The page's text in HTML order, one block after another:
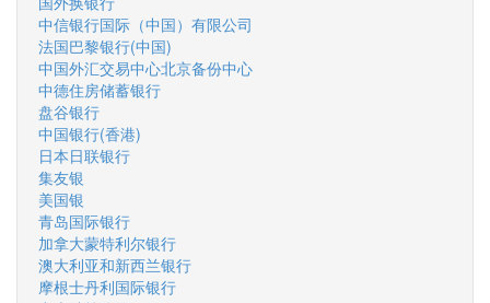
中信银行国际（中国）有限公司
法国巴黎银行(中国)
中国外汇交易中心北京备份中心
中德住房储蓄银行
盘谷银行
中国银行(香港)
日本日联银行
集友银
美国银
青岛国际银行
加拿大蒙特利尔银行
澳大利亚和新西兰银行
摩根士丹利国际银行